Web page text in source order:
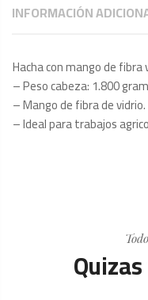
INFORMACIÓN
Hacha con mango de fibra
– Peso cabeza: 1.800
– Mango de fibra de vidrio.
– Ideal para trabajos